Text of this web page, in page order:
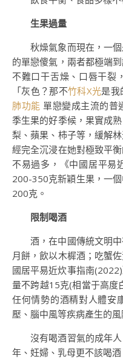
生果過量
秋燥氣象而現在，一
的單戀傻氣，兩者都極端
不難口干舌燥、口唇干裂
「灰色？那不竹科X光是我
肺功能單戀變成主流的普
季生果的好季候，果實成
梨、蘋果、柿子等，緩解
經完全沉浸在她對極致平
不易過多，《中國居平易
200-350克新穎生果，一
200克。
限制喝酒
酒，在中國傳統文明
月餅，飲以木樨酒；吃蟹
國居平易近炊事指南
量不跨越15克(相當于高度
任何情勢的酒精對人體安
壓、腦中風等疾病產生的風
沒有喝酒習氣的成年
年、妊婦、乳母更不該喝酒